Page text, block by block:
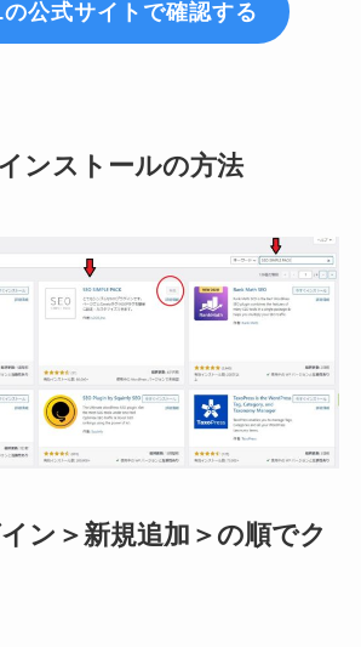
公式サイトで確認する
ンストールの方法
ン＞新規追加＞の順でク